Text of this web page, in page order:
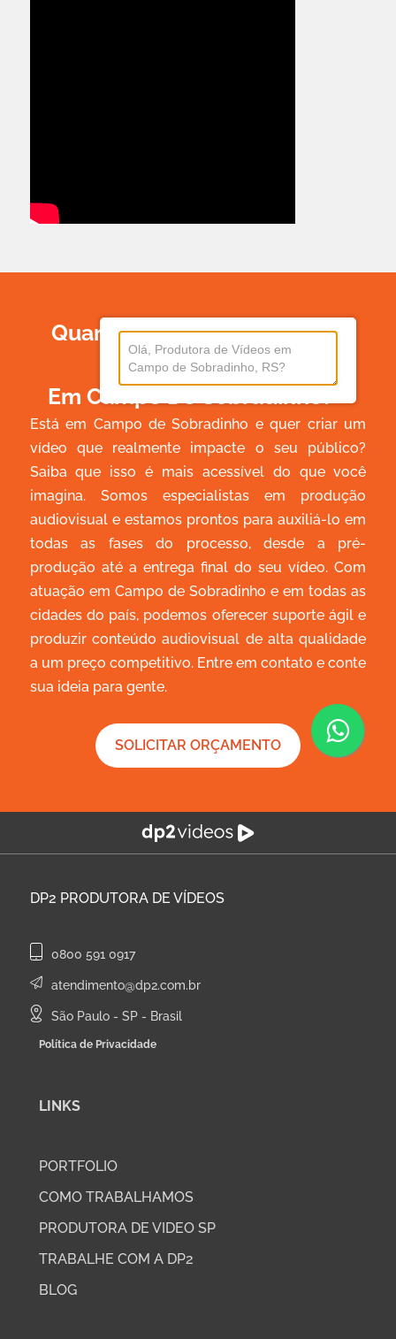
Quanto Custa Produzir Um
Vídeo
Em Campo De Sobradinho?
Está em Campo de Sobradinho e quer criar um
vídeo que realmente impacte o seu público?
Saiba que isso é mais acessível do que você
imagina. Somos especialistas em produção
audiovisual e estamos prontos para auxiliá-lo em
todas as fases do processo, desde a pré-
produção até a entrega final do seu vídeo. Com
atuação em Campo de Sobradinho e em todas as
cidades do país, podemos oferecer suporte ágil e
produzir conteúdo audiovisual de alta qualidade
a um preço competitivo. Entre em contato e conte
sua ideia para gente.
SOLICITAR ORÇAMENTO
DP2 PRODUTORA DE VÍDEOS
0800 591 0917
atendimento@dp2.com.br
São Paulo - SP - Brasil
Política de Privacidade
LINKS
PORTFOLIO
COMO TRABALHAMOS
PRODUTORA DE VIDEO SP
TRABALHE COM A DP2
BLOG